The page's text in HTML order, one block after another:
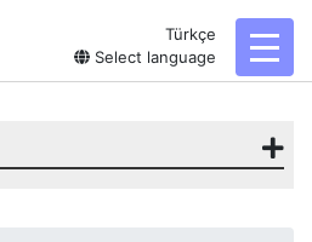
Türkçe
Select language